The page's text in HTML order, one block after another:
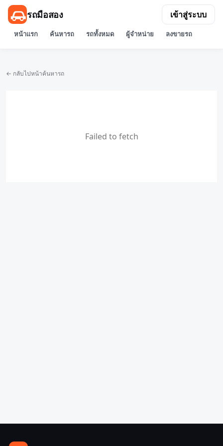
รถมือสอง
หน้าแรก ค้นหารถ รถทั้งหมด ผู้จำหน่าย ลงขายรถ
เข้าสู่ระบบ
← กลับไปหน้าค้นหารถ
Failed to fetch